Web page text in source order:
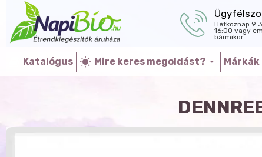
Hétköznap
16:00 vagy
bármikor
Katalógus Mire keres megoldást? Márkák